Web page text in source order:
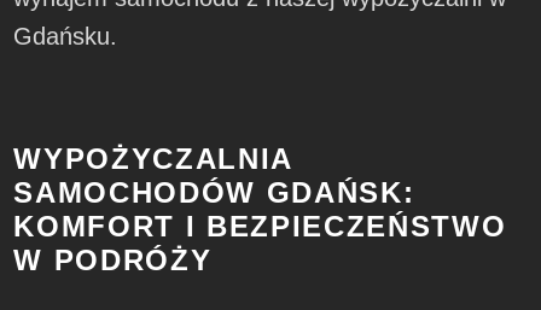
Gdańsku.
WYPOŻYCZALNIA
SAMOCHODÓW GDAŃSK:
KOMFORT I BEZPIECZEŃSTWO
W PODRÓŻY